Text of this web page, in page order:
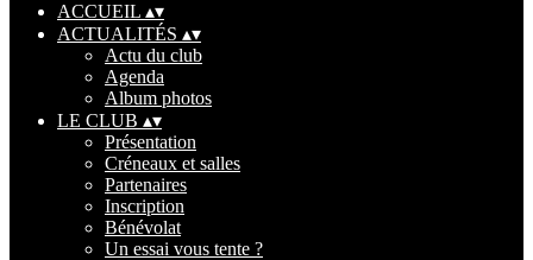
ACCUEIL ▴▾
ACTUALITÉS ▴▾
Actu du club
Agenda
Album photos
LE CLUB ▴▾
Présentation
Créneaux et salles
Partenaires
Inscription
Bénévolat
Un essai vous tente ?